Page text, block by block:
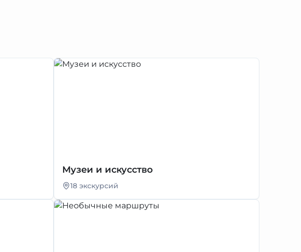
Музеи и искусство
18 экскурсий